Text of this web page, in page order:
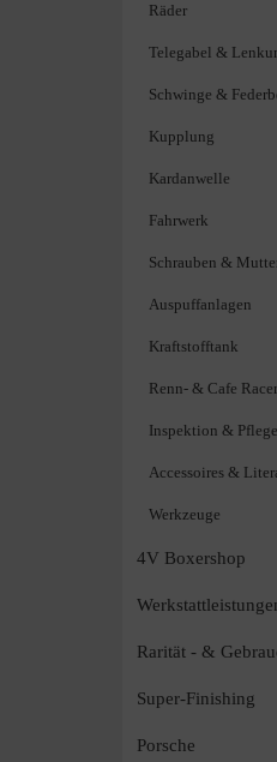
Räder
Telegabel &
Schwinge &
Kupplung
Kardanwelle
Fahrwerk
Schrauben &
Auspuffanlagen
Kraftstofftank
Renn- & Cafe
Inspektion & Pflege
Accessoires &
Werkzeuge
4V Boxershop
Rarität - &
Super-Finishing
Porsche